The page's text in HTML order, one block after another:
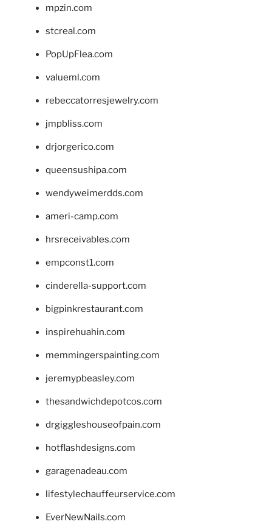
mpzin.com
stcreal.com
PopUpFlea.com
valueml.com
rebeccatorresjewelry.com
jmpbliss.com
drjorgerico.com
queensushipa.com
wendyweimerdds.com
ameri-camp.com
hrsreceivables.com
empconst1.com
cinderella-support.com
bigpinkrestaurant.com
inspirehuahin.com
memmingerspainting.com
jeremypbeasley.com
thesandwichdepotcos.com
drgiggleshouseofpain.com
hotflashdesigns.com
garagenadeau.com
lifestylechauffeurservice.com
EverNewNails.com